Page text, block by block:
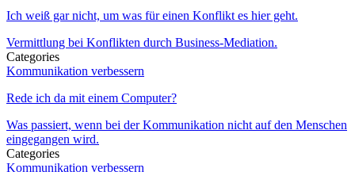
Ich weiß gar nicht, um was für einen Konflikt es hier geht.
Vermittlung bei Konflikten durch Business-Mediation.
Categories
Kommunikation verbessern
Rede ich da mit einem Computer?
Was passiert, wenn bei der Kommunikation nicht auf den Menschen
eingegangen wird.
Categories
Kommunikation verbessern